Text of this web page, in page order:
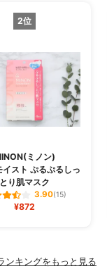
2位
ミノン)
イスト ぷるぷるしっ
とり肌マスク
3.90(15)
¥872
ンキングをもっと見る